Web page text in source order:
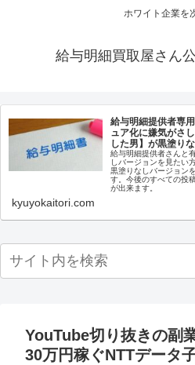
ホワイト企業を
給与明細買取屋さん
給与明細提供者専
ュア化に嫌気がさ
した男】が黒塗り
給与明細提供者さんと
しバージョンを見たい
黒塗りなしバージョン
す。今後のすべての投
が出来ます。
kyuyokaitori.com
YouTube切り抜きの副
30万円稼ぐNTTデータ